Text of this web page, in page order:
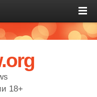
18+